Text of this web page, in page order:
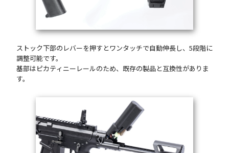
ストック下部のレバーを押すとワンタッチで自動伸長し、5段階に
調整可能です。
基部はピカティニーレールのため、既存の製品と互換性がありま
す。